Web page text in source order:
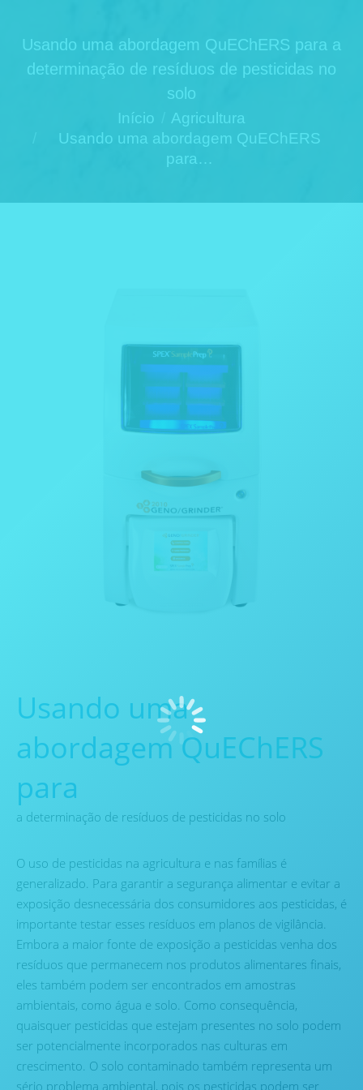
Usando uma abordagem QuEChERS para a
determinação de resíduos de pesticidas no
solo
Início
Agricultura
Usando uma abordagem QuEChERS
para…
Usando uma
abordagem QuEChERS
para
a determinação de resíduos de pesticidas no solo
O uso de pesticidas na agricultura e nas famílias é
generalizado. Para garantir a segurança alimentar e evitar a
exposição desnecessária dos consumidores aos pesticidas, é
importante testar esses resíduos em planos de vigilância.
Embora a maior fonte de exposição a pesticidas venha dos
resíduos que permanecem nos produtos alimentares finais,
eles também podem ser encontrados em amostras
ambientais, como água e solo. Como consequência,
quaisquer pesticidas que estejam presentes no solo podem
ser potencialmente incorporados nas culturas em
crescimento. O solo contaminado também representa um
sério problema ambiental, pois os pesticidas podem ser